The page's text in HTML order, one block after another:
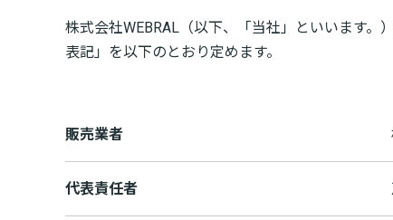
株式会社WEBRAL（以下、「当社」といいます
表記」を以下のとおり定めます。
販売業者
代表責任者